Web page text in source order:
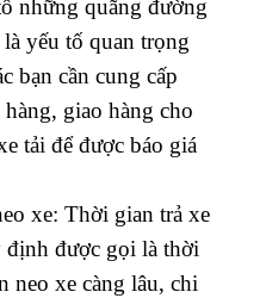
những quãng đường
yếu tố quan trọng
bạn cần cung cấp
giao hàng cho
tải để được báo giá
xe: Thời gian trả xe
được gọi là thời
neo xe càng lâu, chi